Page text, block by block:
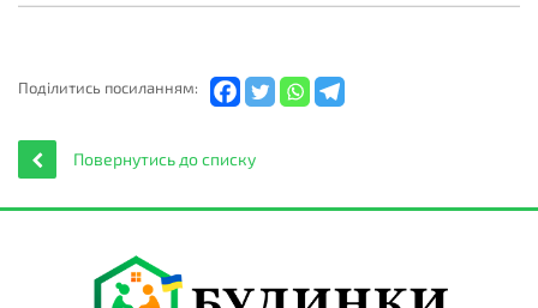
Подiлитись посиланням:
Повернутись до списку